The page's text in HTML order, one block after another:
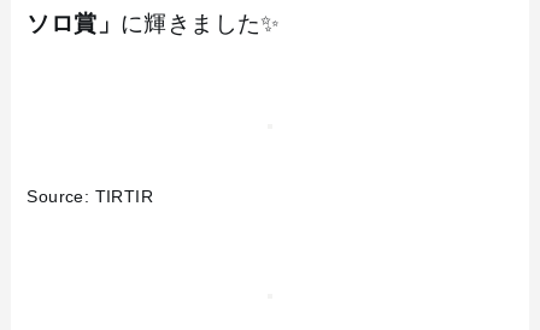
ソロ賞」 に輝きました✨
Source: TIRTIR